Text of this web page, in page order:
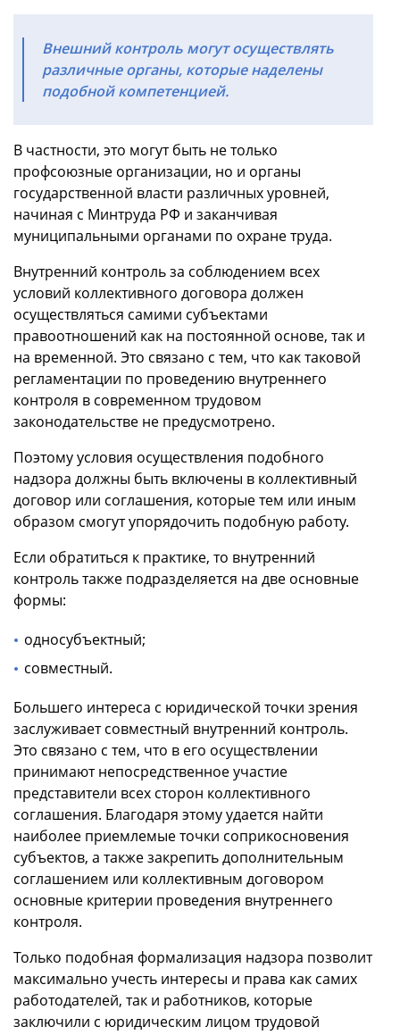
Внешний контроль могут осуществлять
различные органы, которые наделены
подобной компетенцией.
В частности, это могут быть не только
профсоюзные организации, но и органы
государственной власти различных уровней,
начиная с Минтруда РФ и заканчивая
муниципальными органами по охране труда.
Внутренний контроль за соблюдением всех
условий коллективного договора должен
осуществляться самими субъектами
правоотношений как на постоянной основе, так и
на временной. Это связано с тем, что как таковой
регламентации по проведению внутреннего
контроля в современном трудовом
законодательстве не предусмотрено.
Поэтому условия осуществления подобного
надзора должны быть включены в коллективный
договор или соглашения, которые тем или иным
образом смогут упорядочить подобную работу.
Если обратиться к практике, то внутренний
контроль также подразделяется на две основные
формы:
односубъектный;
совместный.
Большего интереса с юридической точки зрения
заслуживает совместный внутренний контроль.
Это связано с тем, что в его осуществлении
принимают непосредственное участие
представители всех сторон коллективного
соглашения. Благодаря этому удается найти
наиболее приемлемые точки соприкосновения
субъектов, а также закрепить дополнительным
соглашением или коллективным договором
основные критерии проведения внутреннего
контроля.
Только подобная формализация надзора позволит
максимально учесть интересы и права как самих
работодателей, так и работников, которые
заключили с юридическим лицом трудовой